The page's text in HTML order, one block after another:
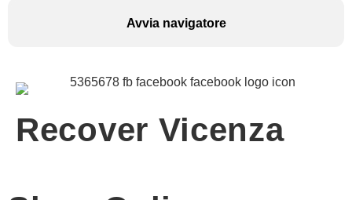
Avvia navigatore
Recover Vicenza